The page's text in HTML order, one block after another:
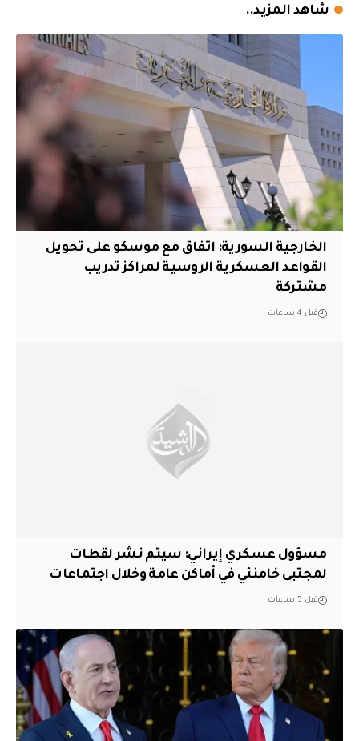
شاهد المزيد..
الخارجية السورية: اتفاق مع موسكو على تحويل
القواعد العسكرية الروسية لمراكز تدريب
مشتركة
قبل 4 ساعات
مسؤول عسكري إيراني: سيتم نشر لقطات
لمجتبى خامنئي في أماكن عامة وخلال اجتماعات
قبل 5 ساعات